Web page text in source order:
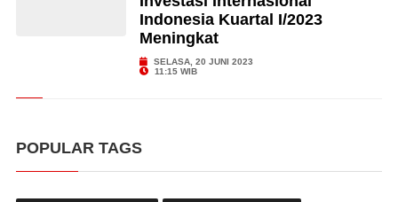
Indonesia Kuartal I/2023
Meningkat
SELASA, 20 JUNI 2023
11:15 WIB
POPULAR TAGS